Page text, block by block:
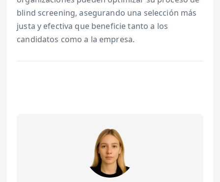
blind screening, asegurando una selección más
justa y efectiva que beneficie tanto a los
candidatos como a la empresa.